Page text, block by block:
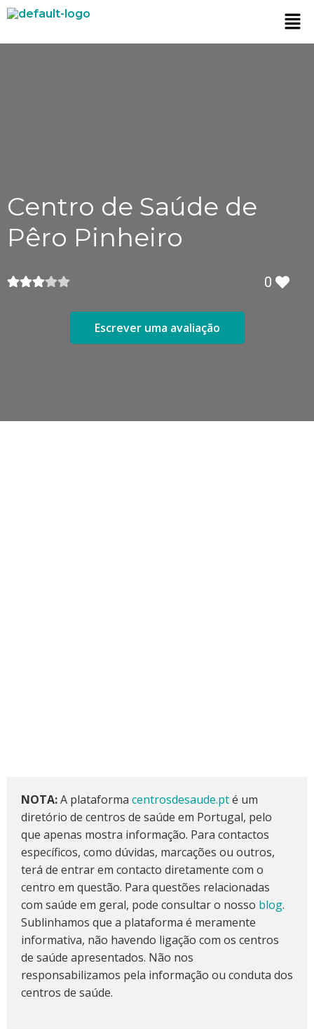
Centro de Saúde de
Pêro Pinheiro
0
Escrever uma avaliação
NOTA:A plataforma centrosdesaude.pté um
diretório de centros de saúde em Portugal, pelo
que apenas mostra informação. Para contactos
específicos, como dúvidas, marcações ou outros,
terá de entrar em contacto diretamente com o
centro em questão. Para questões relacionadas
com saúde em geral, pode consultar o nosso blog.
Sublinhamos que a plataforma é meramente
informativa, não havendo ligação com os centros
de saúde apresentados. Não nos
responsabilizamos pela informação ou conduta dos
centros de saúde.